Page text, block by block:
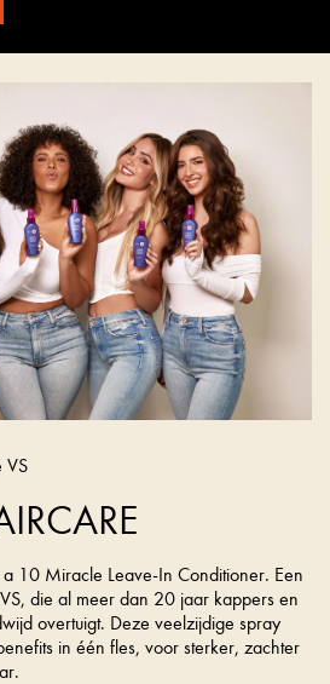
VS
a 10 Miracle Leave-In Conditioner. Een
die al meer dan 20 jaar kappers en
overtuigt. Deze veelzijdige spray
in één fles, voor sterker, zachter